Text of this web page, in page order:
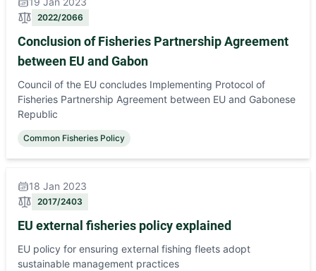
2022/2066
Conclusion of Fisheries Partnership Agreement
between EU and Gabon
Council of the EU concludes Implementing Protocol of
Fisheries Partnership Agreement between EU and Gabonese
Republic
Common Fisheries Policy
18 Jan 2023
2017/2403
EU external fisheries policy explained
EU policy for ensuring external fishing fleets adopt
sustainable management practices